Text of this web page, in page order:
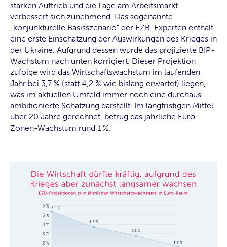
starken Auftrieb und die Lage am Arbeitsmarkt
verbessert sich zunehmend. Das sogenannte
„konjunkturelle Basisszenario“ der EZB-Experten enthält
eine erste Einschätzung der Auswirkungen des Krieges in
der Ukraine. Aufgrund dessen wurde das projizierte BIP-
Wachstum nach unten korrigiert. Dieser Projektion
zufolge wird das Wirtschaftswachstum im laufenden
Jahr bei 3,7 % (statt 4,2 % wie bislang erwartet) liegen,
was im aktuellen Umfeld immer noch eine durchaus
ambitionierte Schätzung darstellt. Im langfristigen Mittel,
über 20 Jahre gerechnet, betrug das jährliche Euro-
Zonen-Wachstum rund 1 %.